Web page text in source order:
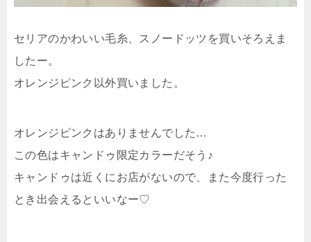
セリアのかわいい毛糸、スノードッツを買いそろえま
したー。
オレンジピンク以外買いました。
オレンジピンクはありませんでした…
この色はキャンドゥ限定カラーだそう♪
キャンドゥは近くにお店がないので、また今度行った
とき出会えるといいなー♡